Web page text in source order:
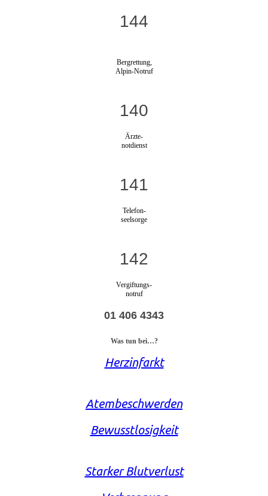
144
Bergrettung,
Alpin-Notruf
140
Ärzte-
notdienst
141
Telefon-
seelsorge
142
Vergiftungs-
notruf
01 406 4343
Was tun bei…?
Herzinfarkt
Atembeschwerden
Bewusstlosigkeit
Starker Blutverlust